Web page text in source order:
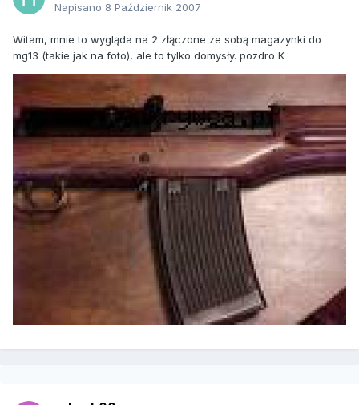
Napisano 8 Październik 2007
Witam, mnie to wygląda na 2 złączone ze sobą magazynki do
mg13 (takie jak na foto), ale to tylko domysły. pozdro K